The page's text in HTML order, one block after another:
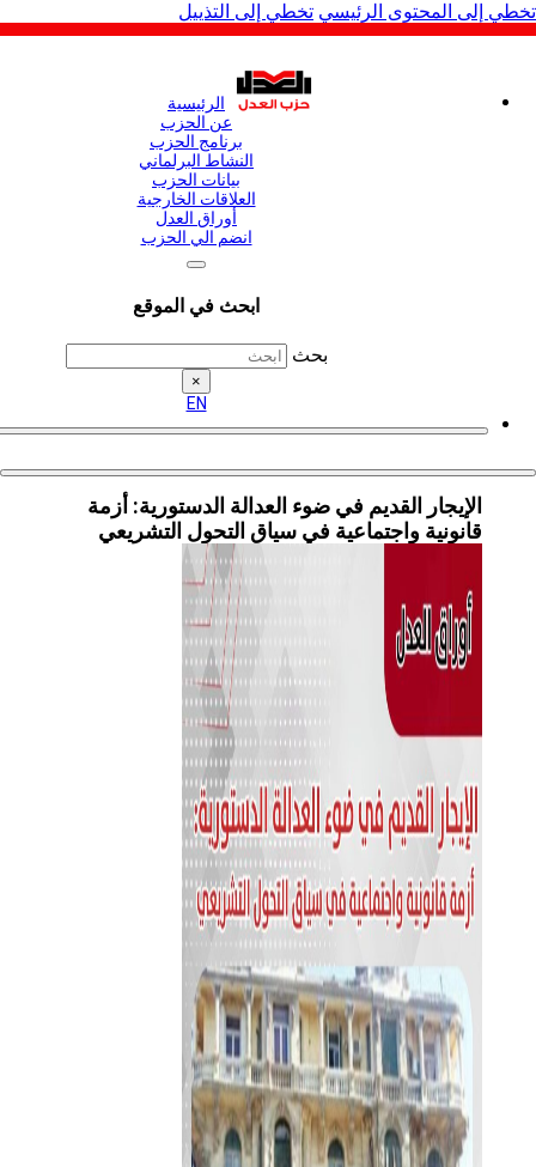
المحتوى الرئيسي تخطي إلى التذييل
الرئيسية
عن الحزب
برنامج الحزب
النشاط البرلماني
بيانات الحزب
العلاقات الخارجية
أوراق العدل
انضم الي الحزب
ابحث في الموقع
الإيجار القديم في ضوء العدالة الدستورية: أزمة
قانونية واجتماعية في سياق التحول التشريعي